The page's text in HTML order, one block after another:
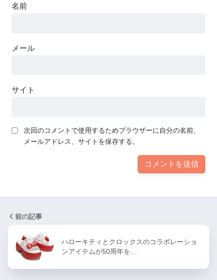
名前
メール
サイト
次回のコメントで使用するためブラウザーに自分の名前、
メールアドレス、サイトを保存する。
前の記事
ハローキティとクロックスのコラボレーショ
ンアイテムが50周年を…